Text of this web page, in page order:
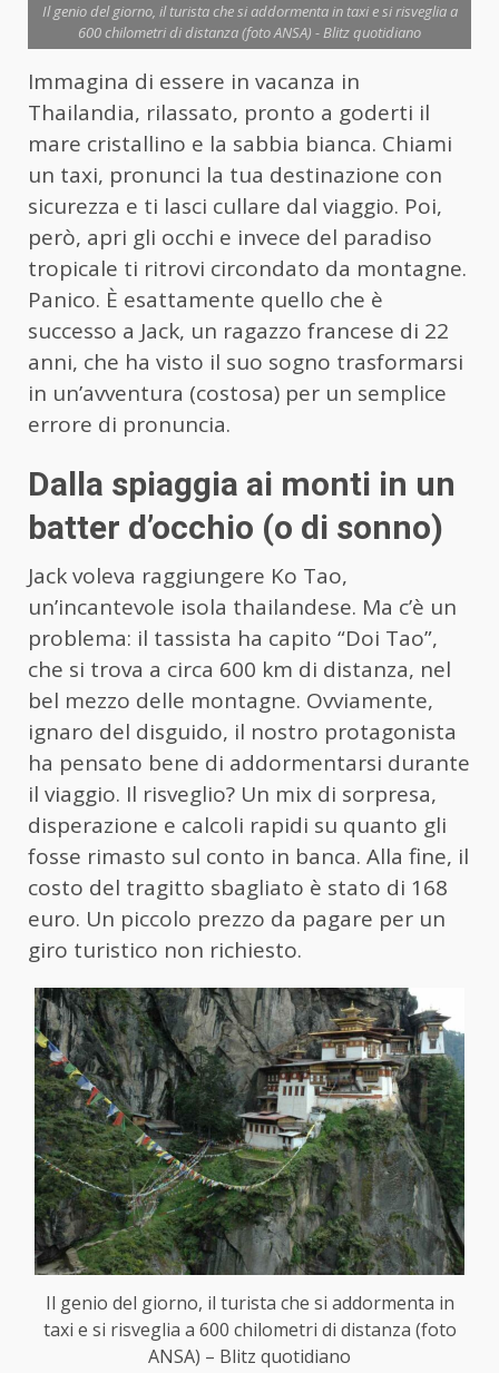
Il genio del giorno, il turista che si addormenta in taxi e si risveglia a
600 chilometri di distanza (foto ANSA) - Blitz quotidiano
Immagina di essere in vacanza in
Thailandia, rilassato, pronto a goderti il
mare cristallino e la sabbia bianca. Chiami
un taxi, pronunci la tua destinazione con
sicurezza e ti lasci cullare dal viaggio. Poi,
però, apri gli occhi e invece del paradiso
tropicale ti ritrovi circondato da montagne.
Panico. È esattamente quello che è
successo a Jack, un ragazzo francese di 22
anni, che ha visto il suo sogno trasformarsi
in un’avventura (costosa) per un semplice
errore di pronuncia.
Dalla spiaggia ai monti in un
batter d’occhio (o di sonno)
Jack voleva raggiungere Ko Tao,
un’incantevole isola thailandese. Ma c’è un
problema: il tassista ha capito “Doi Tao”,
che si trova a circa 600 km di distanza, nel
bel mezzo delle montagne. Ovviamente,
ignaro del disguido, il nostro protagonista
ha pensato bene di addormentarsi durante
il viaggio. Il risveglio? Un mix di sorpresa,
disperazione e calcoli rapidi su quanto gli
fosse rimasto sul conto in banca. Alla fine, il
costo del tragitto sbagliato è stato di 168
euro. Un piccolo prezzo da pagare per un
giro turistico non richiesto.
Il genio del giorno, il turista che si addormenta in
taxi e si risveglia a 600 chilometri di distanza (foto
ANSA) – Blitz quotidiano